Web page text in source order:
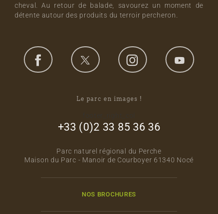
cheval. Au retour de balade, savourez un moment de
détente autour des produits du terroir percheron.
Le parc en images !
+33 (0)2 33 85 36 36
Parc naturel régional du Perche
Maison du Parc - Manoir de Courboyer 61340 Nocé
NOS BROCHURES